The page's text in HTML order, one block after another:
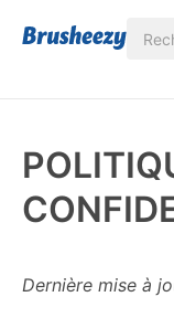
Dernière mise à